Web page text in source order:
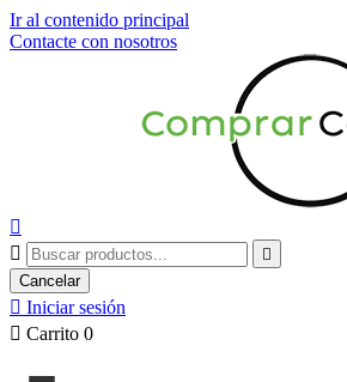
Ir al contenido principal
Contacte con nosotros



Cancelar
 Iniciar sesión
 Carrito 0